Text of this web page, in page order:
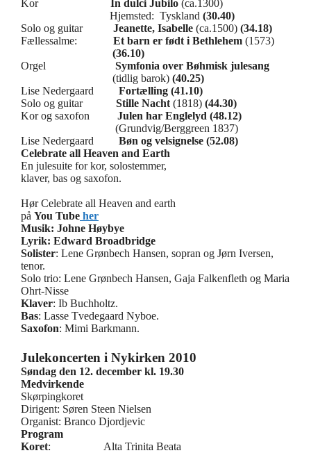
Kor In dulci Jubilo (ca.1300)
Hjemsted: Tyskland (30.40)
Solo og guitar Jeanette, Isabelle (ca.1500) (34.18)
Fællessalme:
Et barn er født i Bethlehem (1573)
(36.10)
Orgel Symfonia over Bøhmisk julesang
(tidlig barok) (40.25)
Lise Nedergaard Fortælling (41.10)
Solo og guitar Stille Nacht (1818) (44.30)
Kor og saxofon Julen har Englelyd (48.12)
(Grundvig/Berggreen 1837)
Lise Nedergaard Bøn og velsignelse (52.08)
Celebrate all Heaven and Earth
En julesuite for kor, solostemmer,
klaver, bas og saxofon.
Hør Celebrate all Heaven and earth
på You Tube her
Musik: Johne Høybye
Lyrik: Edward Broadbridge
Solister: Lene Grønbech Hansen, sopran og Jørn Iversen,
tenor.
Solo trio: Lene Grønbech Hansen, Gaja Falkenfleth og Maria
Ohrt-Nisse
Klaver: Ib Buchholtz.
Bas: Lasse Tvedegaard Nyboe.
Saxofon: Mimi Barkmann.
Julekoncerten i Nykirken 2010
Søndag den 12. december kl. 19.30
Medvirkende
Skørpingkoret
Dirigent: Søren Steen Nielsen
Organist: Branco Djordjevic
Program
Koret: Alta Trinita Beata